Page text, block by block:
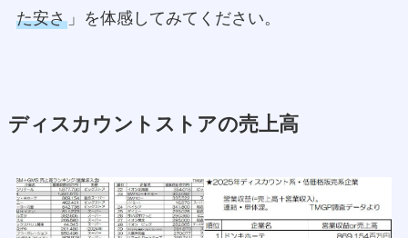
た安さ」を体感してみてください。
ディスカウントストアの売上高